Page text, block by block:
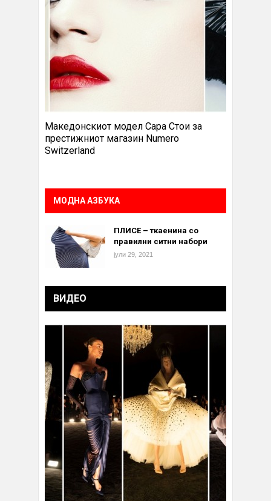
Македонскиот модел Сара Стои за
престижниот магазин Numero
Switzerland
МОДНА АЗБУКА
ПЛИСЕ – ткаенина со
правилни ситни набори
јули 29, 2021
ВИДЕО